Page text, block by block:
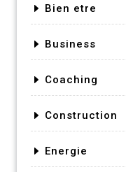
Bien etre
Business
Coaching
Construction
Energie